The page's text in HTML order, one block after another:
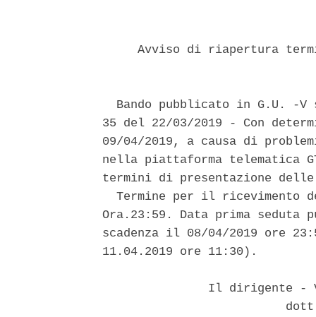
Avviso di riapertura
Bando pubblicato in G.U. -V
35 del 22/03/2019 - Con
09/04/2019, a causa di
nella piattaforma telematica
termini di presentazione
Termine per il ricevimento
Ora.23:59. Data prima seduta
scadenza il 08/04/2019 ore
11.04.2019 ore 11:30).
Il dirigente